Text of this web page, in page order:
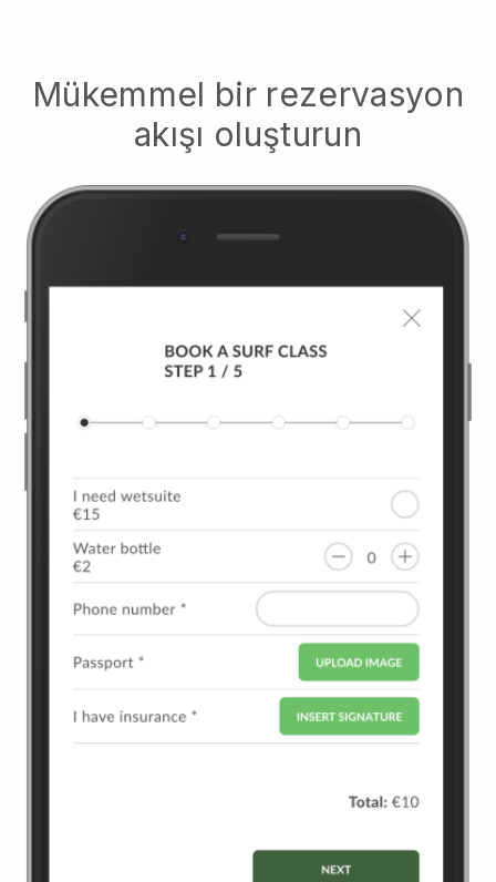
Mükemmel bir rezervasyon
akışı oluşturun